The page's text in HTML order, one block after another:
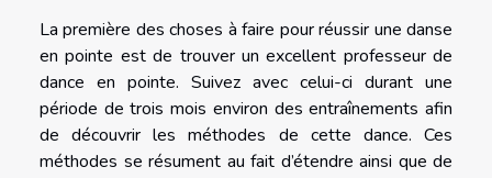
La première des choses à faire pour réussir une danse
en pointe est de trouver un excellent professeur de
dance en pointe. Suivez avec celui-ci durant une
période de trois mois environ des entraînements afin
de découvrir les méthodes de cette dance. Ces
méthodes se résument au fait d’étendre ainsi que de